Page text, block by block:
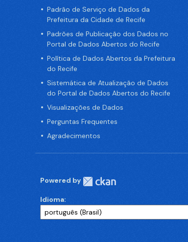
Padrão de Serviço de Dados da
Prefeitura da Cidade de Recife
Padrões de Publicação dos Dados no
Portal de Dados Abertos do Recife
Política de Dados Abertos da Prefeitura
do Recife
Sistemática de Atualização de Dados
do Portal de Dados Abertos do Recife
Visualizações de Dados
Perguntas Frequentes
Agradecimentos
Powered by
Idioma